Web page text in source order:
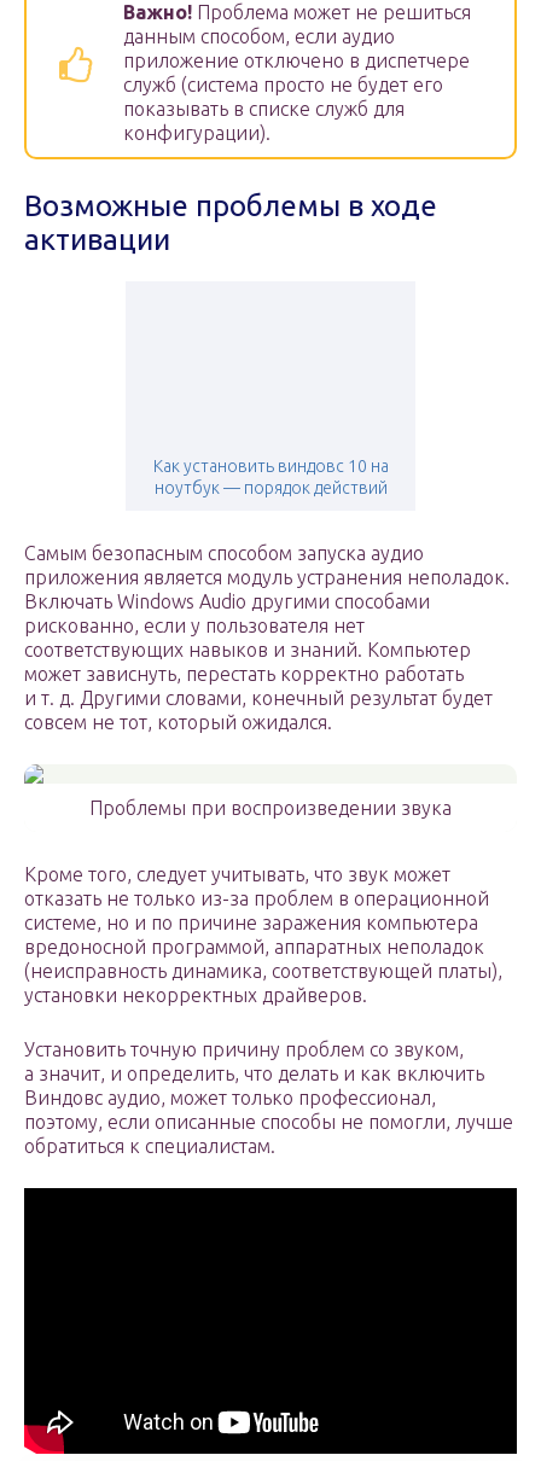
Важно! Проблема может не решиться
данным способом, если аудио
приложение отключено в диспетчере
служб (система просто не будет его
показывать в списке служб для
конфигурации).
Возможные проблемы в ходе
активации
Как установить виндовс 10 на
ноутбук — порядок действий
Самым безопасным способом запуска аудио
приложения является модуль устранения неполадок.
Включать Windows Audio другими способами
рискованно, если у пользователя нет
соответствующих навыков и знаний. Компьютер
может зависнуть, перестать корректно работать
и т. д. Другими словами, конечный результат будет
совсем не тот, который ожидался.
Проблемы при воспроизведении звука
Кроме того, следует учитывать, что звук может
отказать не только из-за проблем в операционной
системе, но и по причине заражения компьютера
вредоносной программой, аппаратных неполадок
(неисправность динамика, соответствующей платы),
установки некорректных драйверов.
Установить точную причину проблем со звуком,
а значит, и определить, что делать и как включить
Виндовс аудио, может только профессионал,
поэтому, если описанные способы не помогли, лучше
обратиться к специалистам.